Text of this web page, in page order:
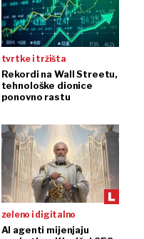
tvrtke i tržišta
Rekordi na Wall Streetu,
tehnološke dionice
ponovno rastu
zeleno i digitalno
AI agenti mijenjaju